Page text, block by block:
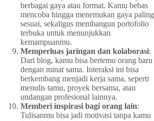
berbagai gaya atau format. Kamu bebas
mencoba hingga menemukan gaya paling
sesuai, sekaligus membangun portofolio
terbuka untuk menunjukkan
kemampuanmu.
Memperluas jaringan dan kolaborasi:
Dari blog, kamu bisa bertemu orang baru
dengan minat sama. Interaksi ini bisa
berkembang menjadi kerja sama, seperti
menulis tamu, proyek bersama, atau
undangan profesional lainnya.
Memberi inspirasi bagi orang lain:
Tulisanmu bisa jadi motivasi tanpa kamu